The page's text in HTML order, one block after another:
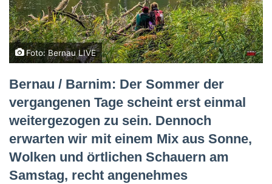
Foto: Bernau LIVE
Bernau / Barnim: Der Sommer der
vergangenen Tage scheint erst einmal
weitergezogen zu sein. Dennoch
erwarten wir mit einem Mix aus Sonne,
Wolken und örtlichen Schauern am
Samstag, recht angenehmes